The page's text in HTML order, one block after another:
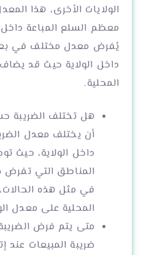
الولايات الأخرى، هذا
معظم السلع المباعة داخل
يُفرض معدل مختلف في
داخل الولاية حيث قد
المحلية.
هل تختلف الضريبة
أن يختلف معدل
داخل الولاية، حيث
المناطق التي تفرض
في مثل هذه
المحلية على معدل
متى يتم فرض
ضريبة المبيعات عند